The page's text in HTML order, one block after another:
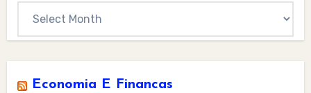
Economia E Financas